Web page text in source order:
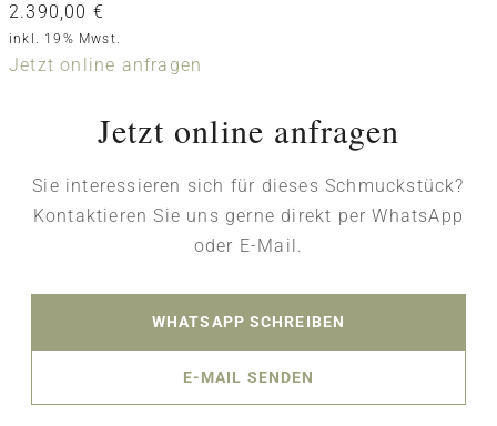
2.390,00 €
inkl. 19% Mwst.
Jetzt online anfragen
Jetzt online anfragen
Sie interessieren sich für dieses Schmuckstück?
Kontaktieren Sie uns gerne direkt per WhatsApp
oder E-Mail.
WHATSAPP SCHREIBEN
E-MAIL SENDEN